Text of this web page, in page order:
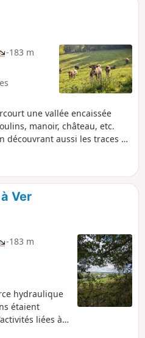
-183 m
une vallée encaissée
manoir, château, etc.
découvrant aussi les traces du
Ver
-183 m
hydraulique
étaient
liées à